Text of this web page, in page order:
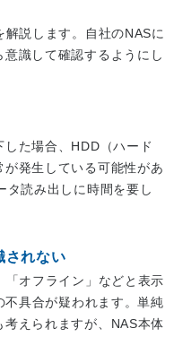
説します。自社のNASに
識して確認するようにし
た場合、HDD（ハード
発生している可能性があ
タ読み出しに時間を要し
されない
オフライン」などと表示
具合が疑われます。単純
えられますが、NAS本体